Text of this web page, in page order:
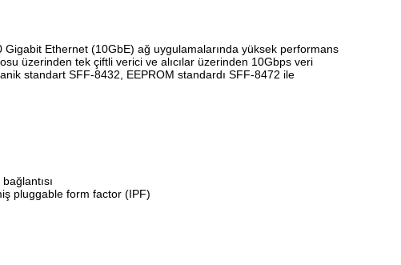
Gigabit Ethernet (10GbE) ağ uygulamalarında yüksek performans
üzerinden tek çiftli verici ve alıcılar üzerinden 10Gbps veri
standart SFF-8432, EEPROM standardı SFF-8472 ile
pluggable form factor (IPF)